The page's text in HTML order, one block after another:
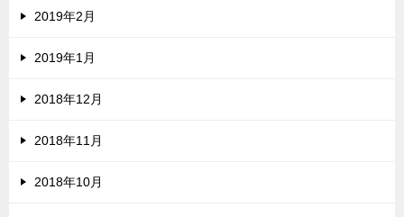
2019年2月
2019年1月
2018年12月
2018年11月
2018年10月